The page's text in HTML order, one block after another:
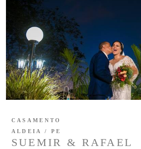
SUEMIR & RAFAEL
CASAMENTO
ALDEIA / PE